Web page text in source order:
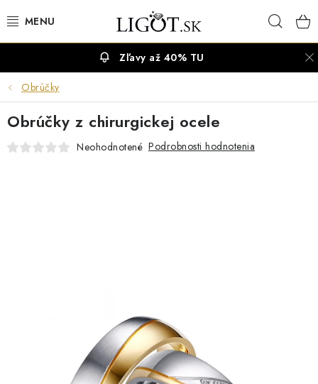
na
NÁUŠNICE
NÁHRDELNÍKY
SETY ŠPERKOV
Zľavy až 40% TU
Obrúčky
Obrúčky z chirurgickej ocele
Neohodnotené Podrobnosti hodnotenia